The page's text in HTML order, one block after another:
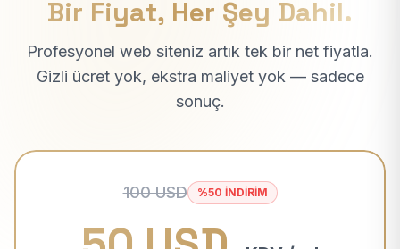
Bir Fiyat, Her Şey Dahil.
Profesyonel web siteniz artık tek bir net fiyatla.
Gizli ücret yok, ekstra maliyet yok — sadece
sonuç.
100 USD %50 İNDİRİM